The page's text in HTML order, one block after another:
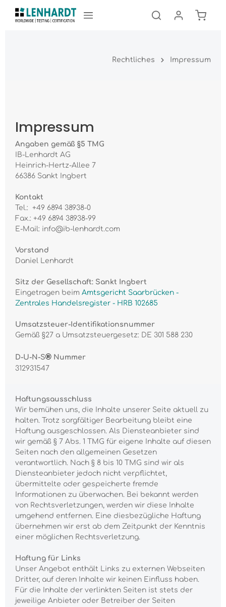
Rechtliches Impressum
Impressum
Angaben gemäß §5 TMG
IB-Lenhardt AG
Heinrich-Hertz-Allee 7
66386 Sankt Ingbert
Kontakt
Tel.: +49 6894 38938-0
Fax.: +49 6894 38938-99
E-Mail: info@ib-lenhardt.com
Vorstand
Daniel Lenhardt
Sitz der Gesellschaft: Sankt Ingbert
Eingetragen beim Amtsgericht Saarbrücken -
Zentrales Handelsregister - HRB 102685
Umsatzsteuer-Identifikationsnummer
Gemäß §27 a Umsatzsteuergesetz: DE 301 588 230
D-U-N-S® Nummer
312931547
Haftungsausschluss
Wir bemühen uns, die Inhalte unserer Seite aktuell zu
halten. Trotz sorgfältiger Bearbeitung bleibt eine
Haftung ausgeschlossen. Als Diensteanbieter sind
wir gemäß § 7 Abs. 1 TMG für eigene Inhalte auf diesen
Seiten nach den allgemeinen Gesetzen
verantwortlich. Nach § 8 bis 10 TMG sind wir als
Diensteanbieter jedoch nicht verpflichtet,
übermittelte oder gespeicherte fremde
Informationen zu überwachen. Bei bekannt werden
von Rechtsverletzungen, werden wir diese Inhalte
umgehend entfernen. Eine diesbezügliche Haftung
übernehmen wir erst ab dem Zeitpunkt der Kenntnis
einer möglichen Rechtsverletzung.
Haftung für Links
Unser Angebot enthält Links zu externen Webseiten
Dritter, auf deren Inhalte wir keinen Einfluss haben.
Für die Inhalte der verlinkten Seiten ist stets der
jeweilige Anbieter oder Betreiber der Seiten